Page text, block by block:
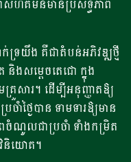
ាសហគមន៍មានប្រសិទ្ធភាព
រយឹង គឺជាតំបន់អភិវឌ្ឍថ្មី​
និងសម្តេចតេជោ​ ក្នុង
សារ​។ ដើម្បីអនុញ្ញាតឱ្យ
ចាំថ្ងៃបាន ទាមទារឱ្យមាន
ចំណូលជាប្រចាំ ទាំងកម្រិត
និយោគ។